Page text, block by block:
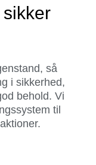
så
i sikkerhed,
behold. Vi
til